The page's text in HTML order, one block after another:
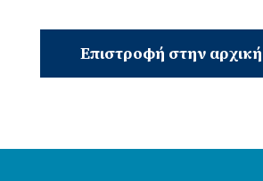
Επιστροφή στην